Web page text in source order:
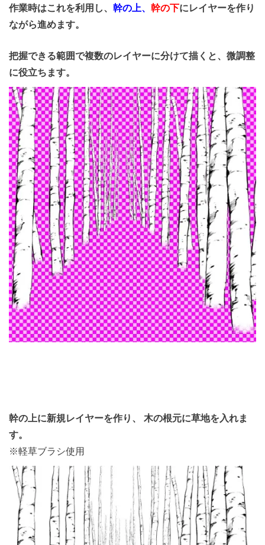
作業時はこれを利用し、 幹の上、 幹の下にレイヤーを作り
ながら進めます。
把握できる範囲で複数のレイヤーに分けて描くと、微調整
に役立ちます。
幹の上に新規レイヤーを作り、
木の根元に草地を入れま
す。
※軽草ブラシ使用